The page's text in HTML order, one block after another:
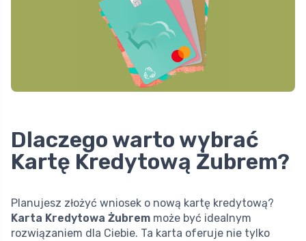
Dlaczego warto wybrać
Kartę Kredytową Żubrem?
Planujesz złożyć wniosek o nową kartę kredytową?
Karta Kredytowa Żubrem może być idealnym
rozwiązaniem dla Ciebie. Ta karta oferuje nie tylko